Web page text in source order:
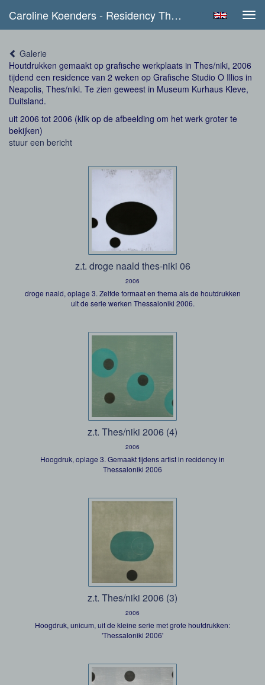
Caroline Koenders - Residency Thessaloniki Printmaking Studio 2006
Galerie
Houtdrukken gemaakt op grafische werkplaats in Thes/niki, 2006
tijdend een residence van 2 weken op Grafische Studio O Illios in
Neapolis, Thes/niki. Te zien geweest in Museum Kurhaus Kleve,
Duitsland.
uit 2006 tot 2006 (klik op de afbeelding om het werk groter te
bekijken)
stuur een bericht
z.t. droge naald thes-niki 06
2006
droge naald, oplage 3. Zelfde formaat en thema als de houtdrukken
uit de serie werken Thessaloniki 2006.
z.t. Thes/niki 2006 (4)
2006
Hoogdruk, oplage 3. Gemaakt tijdens artist in recidency in
Thessaloniki 2006
z.t. Thes/niki 2006 (3)
2006
Hoogdruk, unicum, uit de kleine serie met grote houtdrukken:
'Thessaloniki 2006'